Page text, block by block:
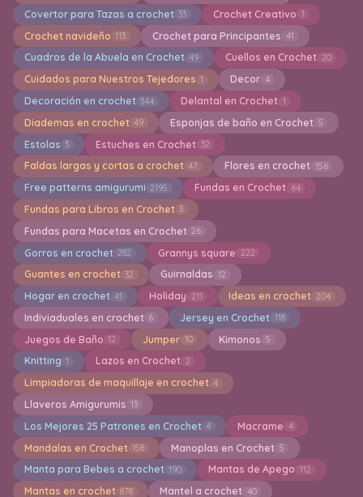
Covertor para Tazas a crochet 33 Crochet Creativo 1
Crochet navideño 113 Crochet para Principantes 41
Cuadros de la Abuela en Crochet 49 Cuellos en Crochet 20
Cuidados para Nuestros Tejedores 1 Decor 4
Decoración en crochet 344 Delantal en Crochet 1
Diademas en crochet 49 Esponjas de baño en Crochet 5
Estolas 3 Estuches en Crochet 32
Faldas largas y cortas a crochet 47 Flores en crochet 156
Free patterns amigurumi 2195 Fundas en Crochet 64
Fundas para Libros en Crochet 3
Fundas para Macetas en Crochet 26
Gorros en crochet 282 Grannys square 222
Guantes en crochet 32 Guirnaldas 12
Hogar en crochet 41 Holiday 211 Ideas en crochet 204
Indiviaduales en crochet 6 Jersey en Crochet 118
Juegos de Baño 12 Jumper 10 Kimonos 5
Knitting 1 Lazos en Crochet 2
Limpiadoras de maquillaje en crochet 4
Llaveros Amigurumis 13
Los Mejores 25 Patrones en Crochet 4 Macrame 4
Mandalas en Crochet 158 Manoplas en Crochet 5
Manta para Bebes a crochet 190 Mantas de Apego 112
Mantas en crochet 878 Mantel a crochet 40